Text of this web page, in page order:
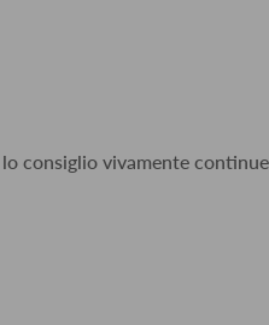
consiglio vivamente